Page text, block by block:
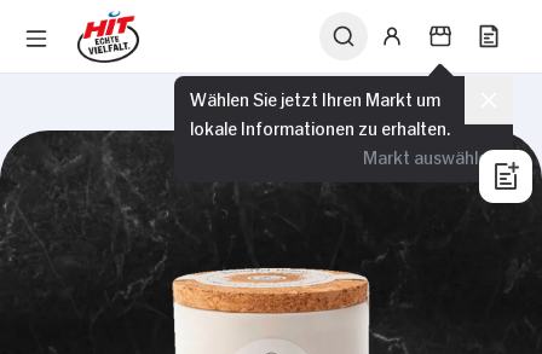
Wählen Sie jetzt Ihren Markt um
lokale Informationen zu erhalten.
Markt auswählen